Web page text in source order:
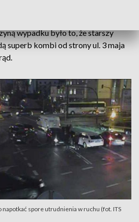
wypadku było to, że starszy
superb kombi od strony ul. 3 maja
napotkać spore utrudnienia w ruchu (fot. ITS